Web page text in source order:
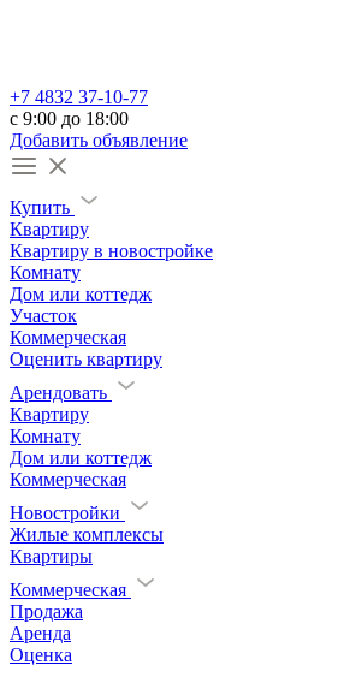
+7 4832 37-10-77
c 9:00 до 18:00
Добавить объявление
Купить
Квартиру
Квартиру в новостройке
Комнату
Дом или коттедж
Участок
Коммерческая
Оценить квартиру
Арендовать
Квартиру
Комнату
Дом или коттедж
Коммерческая
Новостройки
Жилые комплексы
Квартиры
Коммерческая
Продажа
Аренда
Оценка